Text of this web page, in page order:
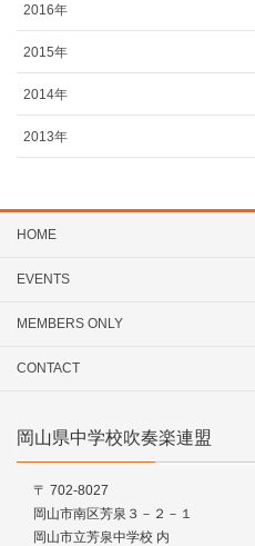
2016年
2015年
2014年
2013年
HOME
EVENTS
MEMBERS ONLY
CONTACT
岡山県中学校吹奏楽連盟
〒 702-8027
岡山市南区芳泉３－２－１
岡山市立芳泉中学校 内